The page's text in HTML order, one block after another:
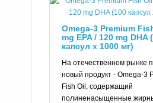
антиоксидантом;
кальция в костях, повышает
но занятия спортом повышают их
принимать витаминные
Omega-3 Premium
mg EPA / 120 mg DHA
капсул x 1000 мг)
На отечественном рынке
новый продукт - Omega-3
Fish Oil, содержащий
полиненасыщенные